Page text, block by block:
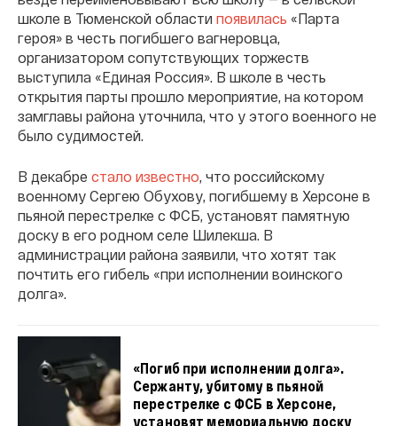
школе в Тюменской области появилась «Парта
героя» в честь погибшего вагнеровца,
организатором сопутствующих торжеств
выступила «Единая Россия». В школе в честь
открытия парты прошло мероприятие, на котором
замглавы района уточнила, что у этого военного не
было судимостей.
В декабре стало известно, что российскому
военному Сергею Обухову, погибшему в Херсоне в
пьяной перестрелке с ФСБ, установят памятную
доску в его родном селе Шилекша. В
администрации района заявили, что хотят так
почтить его гибель «при исполнении воинского
долга».
«Погиб при исполнении долга».
Сержанту, убитому в пьяной
перестрелке с ФСБ в Херсоне,
установят мемориальную доску